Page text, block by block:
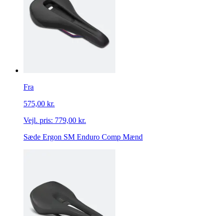
Fra
575,00 kr.
Vejl. pris: 779,00 kr.
Sæde Ergon SM Enduro Comp Mænd